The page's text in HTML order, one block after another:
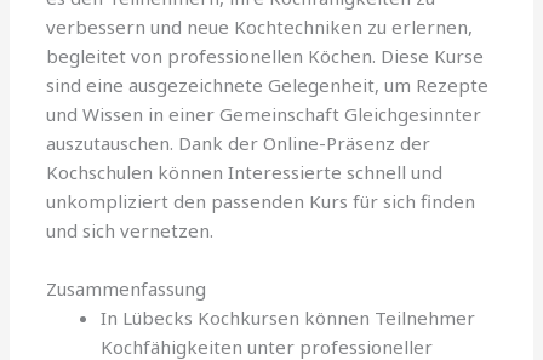
verbessern und neue Kochtechniken zu erlernen,
begleitet von professionellen Köchen. Diese Kurse
sind eine ausgezeichnete Gelegenheit, um Rezepte
und Wissen in einer Gemeinschaft Gleichgesinnter
auszutauschen. Dank der Online-Präsenz der
Kochschulen können Interessierte schnell und
unkompliziert den passenden Kurs für sich finden
und sich vernetzen.
Zusammenfassung
In Lübecks Kochkursen können Teilnehmer
Kochfähigkeiten unter professioneller